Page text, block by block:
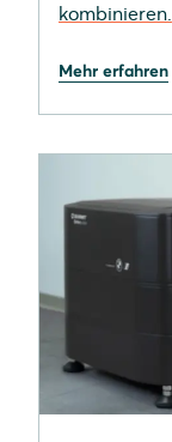
kombinieren.
Mehr erfahren